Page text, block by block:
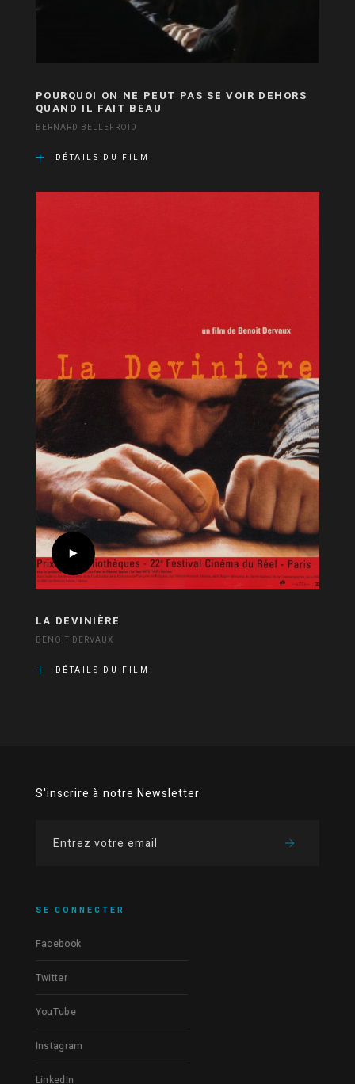
POURQUOI ON NE PEUT PAS SE VOIR DEHORS
QUAND IL FAIT BEAU
BERNARD BELLEFROID
DÉTAILS DU FILM
LA DEVINIÈRE
BENOIT DERVAUX
DÉTAILS DU FILM
S'inscrire à notre Newsletter.
SE CONNECTER
Facebook
Twitter
YouTube
Instagram
LinkedIn